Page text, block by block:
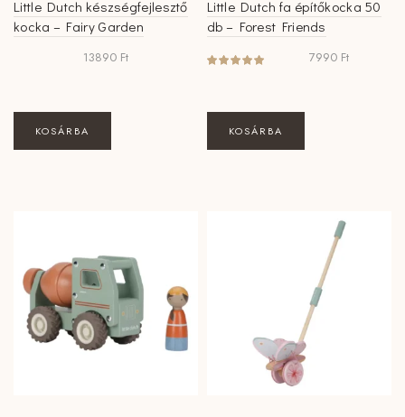
Little Dutch készségfejlesztő
kocka – Fairy Garden
13890 Ft
KOSÁRBA
Little Dutch fa építőkocka 50
db – Forest Friends
7990 Ft
KOSÁRBA